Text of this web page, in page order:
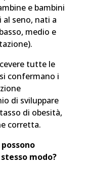
e bambini
seno, nati a
medio e
tutte le
confermano i
di sviluppare
di obesità,
corretta.
modo?